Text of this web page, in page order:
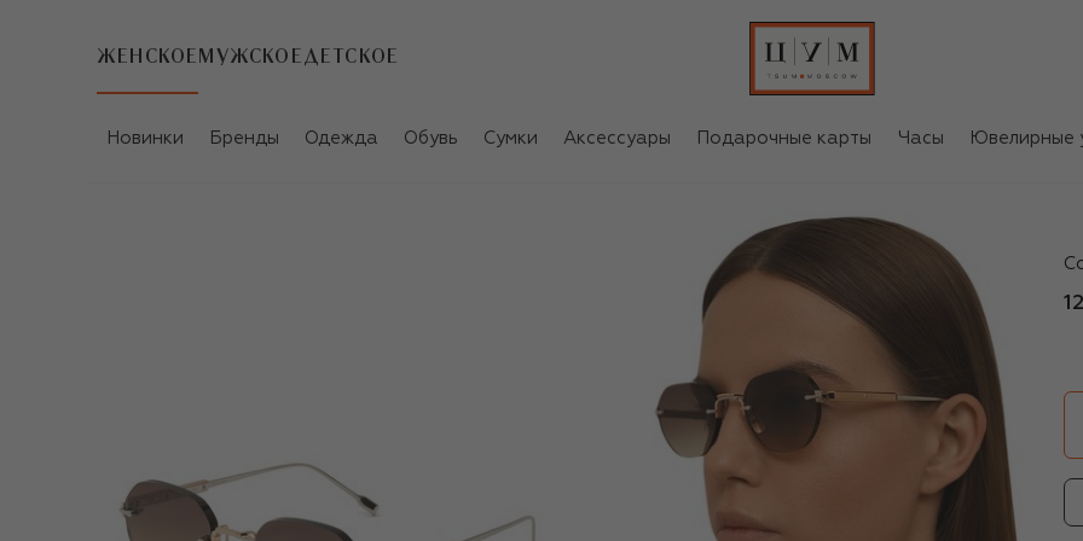
ЖЕНСКОЕ МУЖСКОЕ ДЕТСКОЕ
Новинки Бренды Одежда Обувь Сумки Аксессуары Подарочные карты Часы Ювелирные